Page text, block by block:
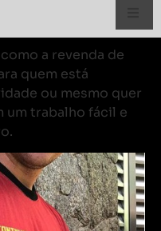
a revenda de
quem está
ou mesmo quer
um trabalho fácil e